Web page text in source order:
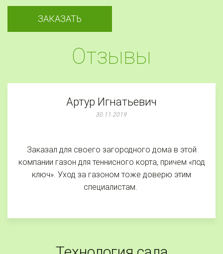
ЗАКАЗАТЬ
Отзывы
Артур Игнатьевич
30.11.2019
Заказал для своего загородного дома в этой
компании газон для теннисного корта, причем «под
ключ». Уход за газоном тоже доверю этим
специалистам.